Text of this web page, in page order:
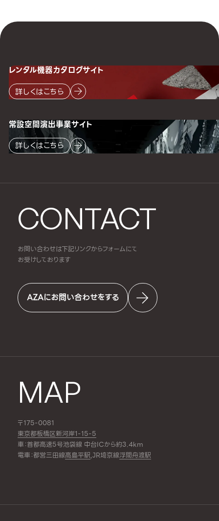
CONTACT
お問い合わせは下記リンクからフォームにて
お受けしております
AZAにお問い合わせをする
MAP
〒175-0081
東京都板橋区新河岸1-15-5
車：首都高速5号池袋線 中台ICから約3.4km
電車：都営三田線高島平駅,JR埼京線浮間舟渡駅
レンタル機器カタログサイト
詳しくはこちら
常設空間演出事業サイト
詳しくはこちら